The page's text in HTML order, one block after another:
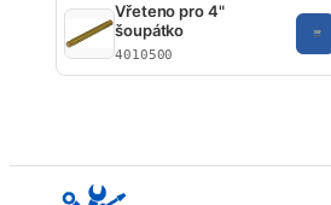
Vřeteno pro 4"
šoupátko
4010500